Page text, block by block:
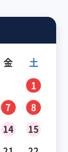
金 土
1
7
8
14
15